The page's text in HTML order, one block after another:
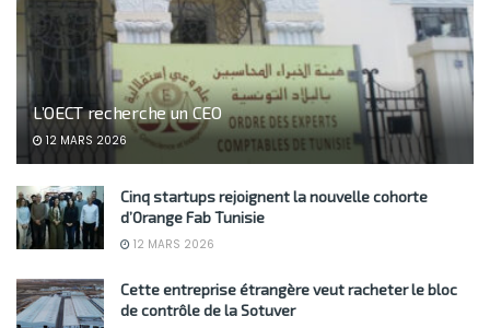
L’OECT recherche un CEO
12 MARS 2026
Cinq startups rejoignent la nouvelle cohorte
d’Orange Fab Tunisie
12 MARS 2026
Cette entreprise étrangère veut racheter le bloc
de contrôle de la Sotuver